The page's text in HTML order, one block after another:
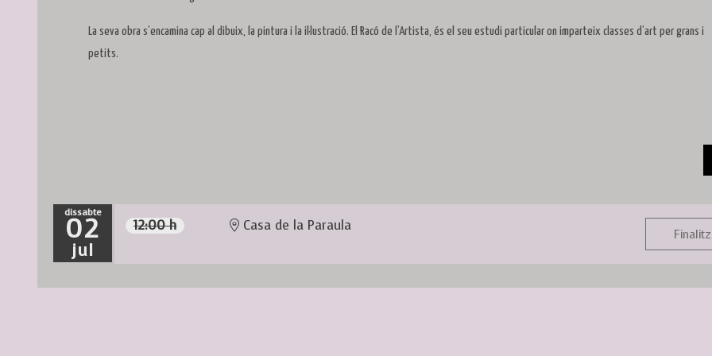
La seva obra s’encamina cap al dibuix, la pintura i la il·lustració. El Racó de l’Artista, és el seu estudi particular on imparteix classes d’art per grans i
petits.
dissabte
02
jul
12:00 h Casa de la Paraula